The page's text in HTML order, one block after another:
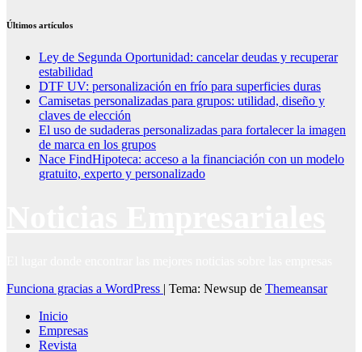
Últimos artículos
Ley de Segunda Oportunidad: cancelar deudas y recuperar
estabilidad
DTF UV: personalización en frío para superficies duras
Camisetas personalizadas para grupos: utilidad, diseño y
claves de elección
El uso de sudaderas personalizadas para fortalecer la imagen
de marca en los grupos
Nace FindHipoteca: acceso a la financiación con un modelo
gratuito, experto y personalizado
Funciona gracias a WordPress | Tema: Newsup de Themeansar
Inicio
Empresas
Revista